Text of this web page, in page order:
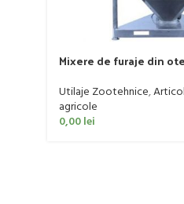
Mixere de furaje din
Utilaje Zootehnice,
agricole
0,00lei